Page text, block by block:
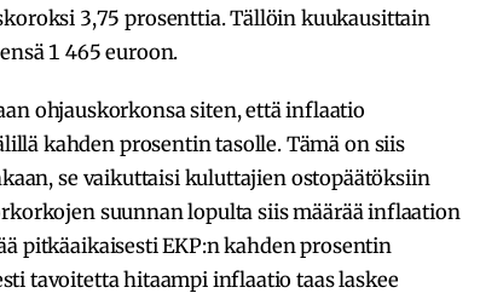
3,75 prosenttia. Tällöin kuukausittain
1 465 euroon.
ohjauskorkonsa siten, että inflaatio
kahden prosentin tasolle. Tämä on siis
se vaikuttaisi kuluttajien ostopäätöksiin
suunnan lopulta siis määrää inflaation
pitkäaikaisesti EKP:n kahden prosentin
tavoitetta hitaampi inflaatio taas laskee